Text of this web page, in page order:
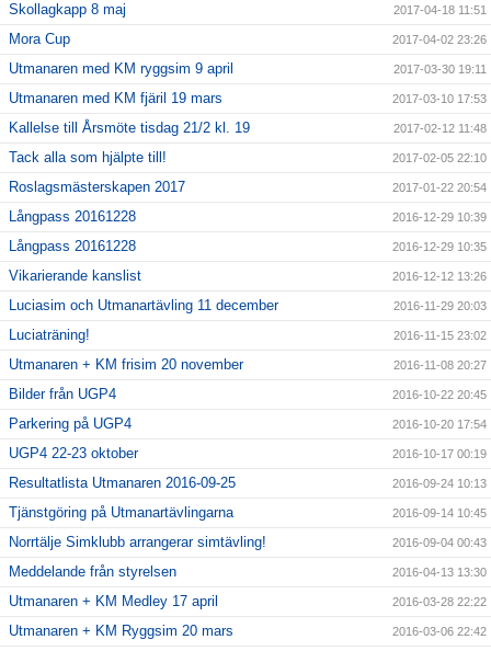
Skollagkapp 8 maj 2017-04-18 11:51
Mora Cup 2017-04-02 23:26
Utmanaren med KM ryggsim 9 april 2017-03-30 19:11
Utmanaren med KM fjäril 19 mars 2017-03-10 17:53
Kallelse till Årsmöte tisdag 21/2 kl. 19 2017-02-12 11:48
Tack alla som hjälpte till! 2017-02-05 22:10
Roslagsmästerskapen 2017 2017-01-22 20:54
Långpass 20161228 2016-12-29 10:39
Långpass 20161228 2016-12-29 10:35
Vikarierande kanslist 2016-12-12 13:26
Luciasim och Utmanartävling 11 december 2016-11-29 20:03
Luciaträning! 2016-11-15 23:02
Utmanaren + KM frisim 20 november 2016-11-08 20:27
Bilder från UGP4 2016-10-22 20:45
Parkering på UGP4 2016-10-20 17:54
UGP4 22-23 oktober 2016-10-17 00:19
Resultatlista Utmanaren 2016-09-25 2016-09-24 10:13
Tjänstgöring på Utmanartävlingarna 2016-09-14 10:45
Norrtälje Simklubb arrangerar simtävling! 2016-09-04 00:43
Meddelande från styrelsen 2016-04-13 13:30
Utmanaren + KM Medley 17 april 2016-03-28 22:22
Utmanaren + KM Ryggsim 20 mars 2016-03-06 22:42